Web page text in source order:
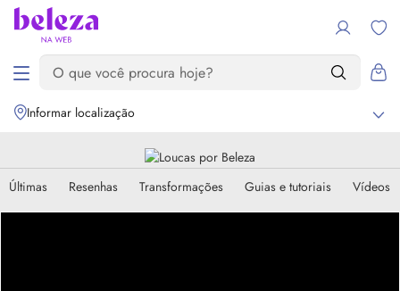
Informar localização
Últimas Resenhas Transformações Guias e tutoriais Vídeos